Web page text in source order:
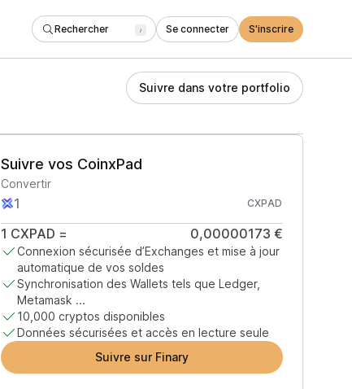
Rechercher / Se connecter S'inscrire
Suivre dans votre portfolio
Suivre vos CoinxPad
Convertir
CXPAD
1 CXPAD = 0,00000173 €
Connexion sécurisée d’Exchanges et mise à jour
automatique de vos soldes
Synchronisation des Wallets tels que Ledger,
Metamask ...
10,000 cryptos disponibles
Données sécurisées et accès en lecture seule
Suivre sur Finary